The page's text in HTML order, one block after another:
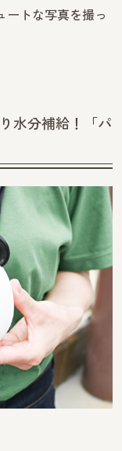
ートな写真を撮っ
水分補給！「パ